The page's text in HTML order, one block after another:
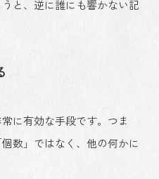
と、逆に誰にも響かない記
に有効な手段です。つま
数」ではなく、他の何かに